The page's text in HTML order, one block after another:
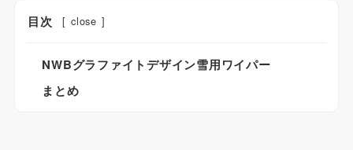
目次 [ close ]
NWBグラファイトデザイン雪用ワイパー
まとめ